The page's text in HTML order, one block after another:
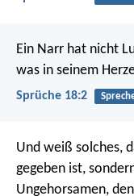
Ein Narr hat nicht
was in seinem
Sprüche 18:2
Und weiß solches,
gegeben ist,
Ungehorsamen,